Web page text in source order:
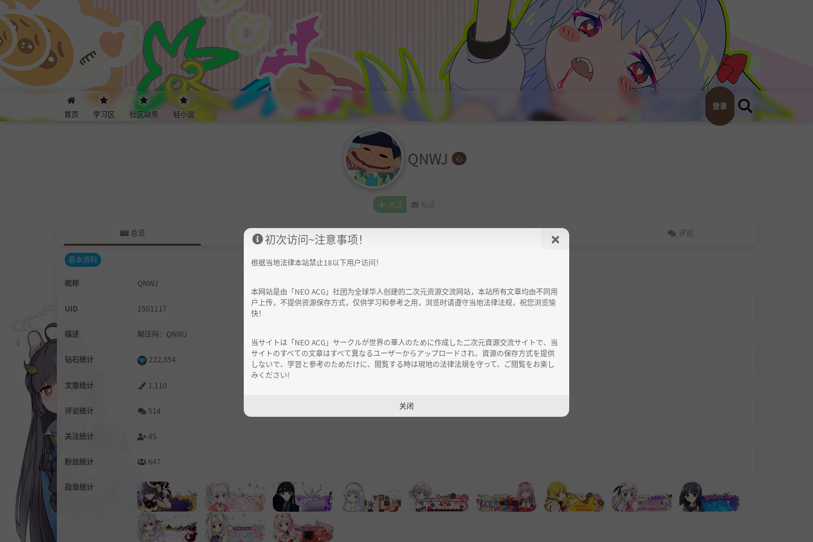
首页 学习区 社区站务 轻小说
登录
QNWJ 心
关注 私信
总览 文章 评论
基本资料
昵称 QNWJ
UID 1501117
描述 解压码：QNWJ
钻石统计 222,354
文章统计 1,110
评论统计 514
关注统计 45
粉丝统计 647
勋章统计
初次访问~注意事项！
根据当地法律本站禁止18以下用户访问！
本网站是由「NEO ACG」社团为全球华人创建的二次元资源交流网站，本站所有文章均由不同用
户上传，不提供资源保存方式，仅供学习和参考之用，浏览时请遵守当地法律法规，祝您浏览愉
快！
当サイトは「NEO ACG」サークルが世界の華人のために作成した二次元資源交流サイトで、当
サイトのすべての文章はすべて異なるユーザーからアップロードされ、資源の保存方式を提供
しないで、学習と参考のためだけに、閲覧する時は現地の法律法規を守って、ご閲覧をお楽し
みください!
关闭